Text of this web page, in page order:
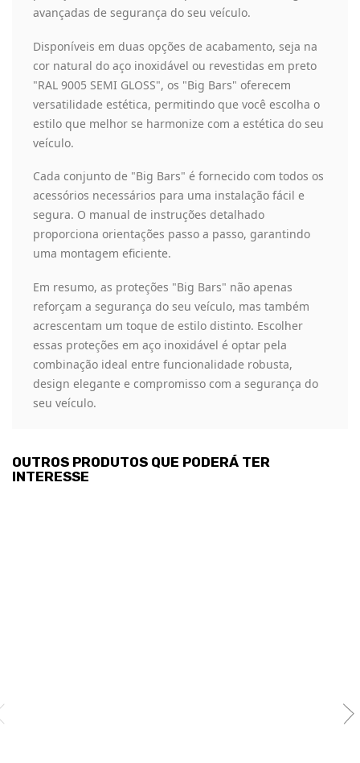
avançadas de segurança do seu veículo.
Disponíveis em duas opções de acabamento, seja na
cor natural do aço inoxidável ou revestidas em preto
"RAL 9005 SEMI GLOSS", os "Big Bars" oferecem
versatilidade estética, permitindo que você escolha o
estilo que melhor se harmonize com a estética do seu
veículo.
Cada conjunto de "Big Bars" é fornecido com todos os
acessórios necessários para uma instalação fácil e
segura. O manual de instruções detalhado
proporciona orientações passo a passo, garantindo
uma montagem eficiente.
Em resumo, as proteções "Big Bars" não apenas
reforçam a segurança do seu veículo, mas também
acrescentam um toque de estilo distinto. Escolher
essas proteções em aço inoxidável é optar pela
combinação ideal entre funcionalidade robusta,
design elegante e compromisso com a segurança do
seu veículo.
OUTROS PRODUTOS QUE PODERÁ TER
INTERESSE